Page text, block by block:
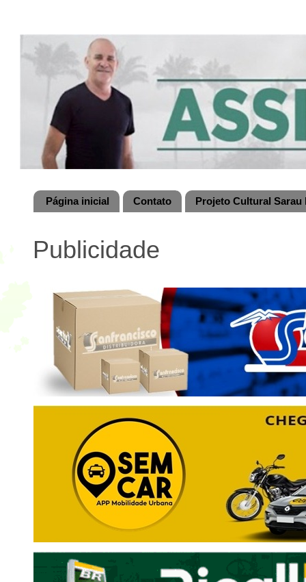
Página inicial Contato Projeto Cultural
Publicidade